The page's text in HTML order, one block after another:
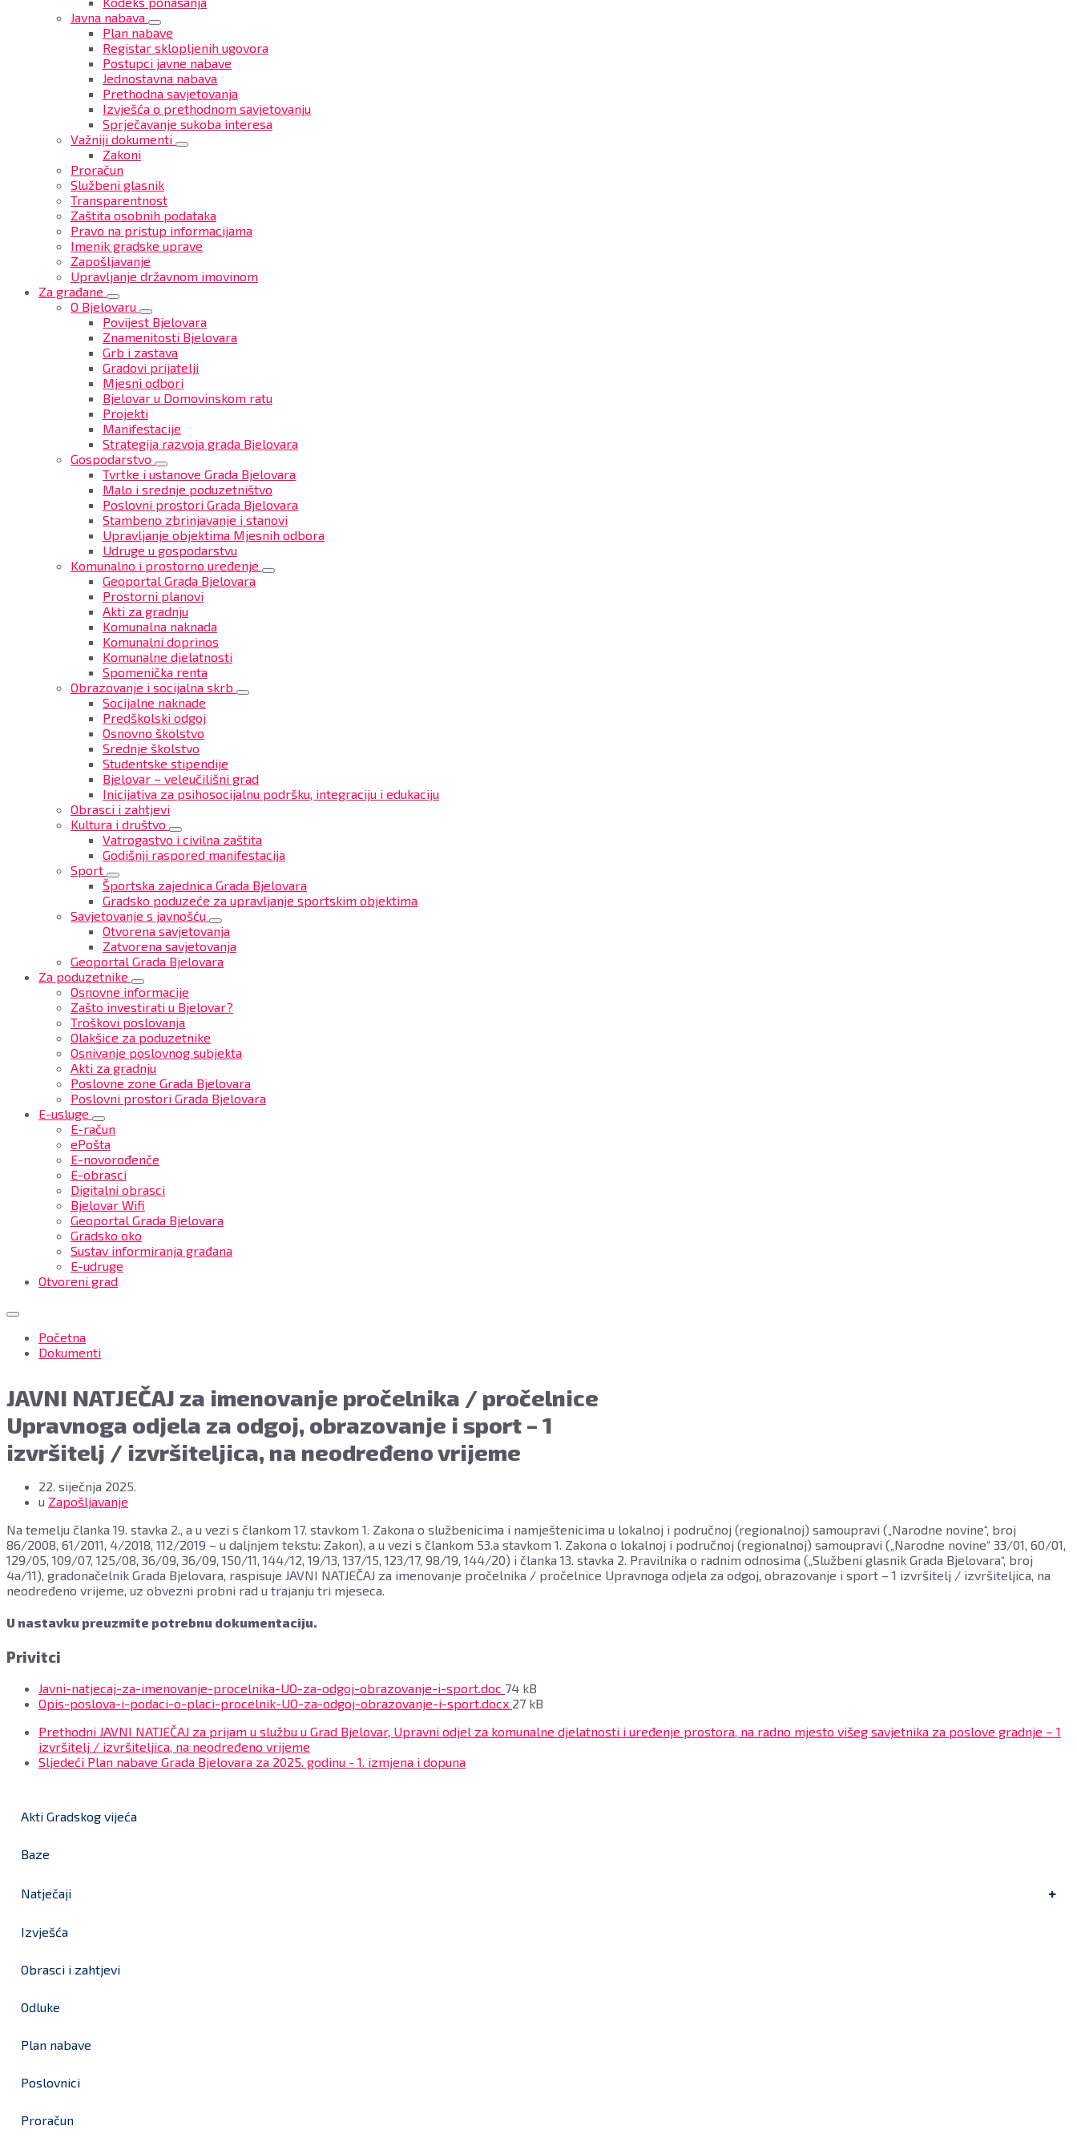
Javna nabava
Plan nabave
Registar sklopljenih ugovora
Postupci javne nabave
Jednostavna nabava
Prethodna savjetovanja
Izvješća o prethodnom savjetovanju
Sprječavanje sukoba interesa
Važniji dokumenti
Zakoni
Proračun
Službeni glasnik
Transparentnost
Zaštita osobnih podataka
Pravo na pristup informacijama
Imenik gradske uprave
Zapošljavanje
Upravljanje državnom imovinom
Za građane
O Bjelovaru
Povijest Bjelovara
Znamenitosti Bjelovara
Grb i zastava
Gradovi prijatelji
Mjesni odbori
Bjelovar u Domovinskom ratu
Projekti
Manifestacije
Strategija razvoja grada Bjelovara
Gospodarstvo
Tvrtke i ustanove Grada Bjelovara
Malo i srednje poduzetništvo
Poslovni prostori Grada Bjelovara
Stambeno zbrinjavanje i stanovi
Upravljanje objektima Mjesnih odbora
Udruge u gospodarstvu
Komunalno i prostorno uređenje
Geoportal Grada Bjelovara
Prostorni planovi
Akti za gradnju
Komunalna naknada
Komunalni doprinos
Komunalne djelatnosti
Spomenička renta
Obrazovanje i socijalna skrb
Socijalne naknade
Predškolski odgoj
Osnovno školstvo
Srednje školstvo
Studentske stipendije
Bjelovar – veleučilišni grad
Inicijativa za psihosocijalnu podršku, integraciju i edukaciju
Obrasci i zahtjevi
Kultura i društvo
Vatrogastvo i civilna zaštita
Godišnji raspored manifestacija
Sport
Športska zajednica Grada Bjelovara
Gradsko poduzeće za upravljanje sportskim objektima
Savjetovanje s javnošću
Otvorena savjetovanja
Zatvorena savjetovanja
Geoportal Grada Bjelovara
Za poduzetnike
Osnovne informacije
Zašto investirati u Bjelovar?
Troškovi poslovanja
Olakšice za poduzetnike
Osnivanje poslovnog subjekta
Akti za gradnju
Poslovne zone Grada Bjelovara
Poslovni prostori Grada Bjelovara
E-usluge
E-račun
ePošta
E-novorođenče
E-obrasci
Digitalni obrasci
Bjelovar Wifi
Geoportal Grada Bjelovara
Gradsko oko
Sustav informiranja građana
E-udruge
Otvoreni grad
Početna
Dokumenti
JAVNI NATJEČAJ za imenovanje pročelnika / pročelnice
Upravnoga odjela za odgoj, obrazovanje i sport – 1
izvršitelj / izvršiteljica, na neodređeno vrijeme
22. siječnja 2025.
u Zapošljavanje
Na temelju članka 19. stavka 2., a u vezi s člankom 17. stavkom 1. Zakona o službenicima i namještenicima u lokalnoj i područnoj (regionalnoj) samoupravi („Narodne novine“, broj
86/2008, 61/2011, 4/2018, 112/2019 – u daljnjem tekstu: Zakon), a u vezi s člankom 53.a stavkom 1. Zakona o lokalnoj i područnoj (regionalnoj) samoupravi („Narodne novine“ 33/01, 60/01,
129/05, 109/07, 125/08, 36/09, 36/09, 150/11, 144/12, 19/13, 137/15, 123/17, 98/19, 144/20) i članka 13. stavka 2. Pravilnika o radnim odnosima („Službeni glasnik Grada Bjelovara“, broj
4a/11), gradonačelnik Grada Bjelovara, raspisuje JAVNI NATJEČAJ za imenovanje pročelnika / pročelnice Upravnoga odjela za odgoj, obrazovanje i sport – 1 izvršitelj / izvršiteljica, na
neodređeno vrijeme, uz obvezni probni rad u trajanju tri mjeseca.
U nastavku preuzmite potrebnu dokumentaciju.
Privitci
Javni-natjecaj-za-imenovanje-procelnika-UO-za-odgoj-obrazovanje-i-sport.doc File
size:
74 kB
Opis-poslova-i-podaci-o-placi-procelnik-UO-za-odgoj-obrazovanje-i-sport.docx File
27 kB
Prethodni JAVNI NATJEČAJ za prijam u službu u Grad Bjelovar, Upravni odjel za komunalne djelatnosti i uređenje prostora, na radno mjesto višeg savjetnika za poslove gradnje – 1
izvršitelj / izvršiteljica, na neodređeno vrijeme
Sljedeći Plan nabave Grada Bjelovara za 2025. godinu - 1. izmjena i dopuna
Akti Gradskog vijeća
Baze
Natječaji
Izvješća
Obrasci i zahtjevi
Odluke
Plan nabave
Poslovnici
Proračun